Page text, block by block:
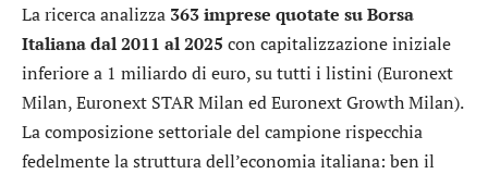
La ricerca analizza 363 imprese quotate su Borsa
Italiana dal 2011 al 2025 con capitalizzazione iniziale
inferiore a 1 miliardo di euro, su tutti i listini (Euronext
Milan, Euronext STAR Milan ed Euronext Growth Milan).
La composizione settoriale del campione rispecchia
fedelmente la struttura dell’economia italiana: ben il